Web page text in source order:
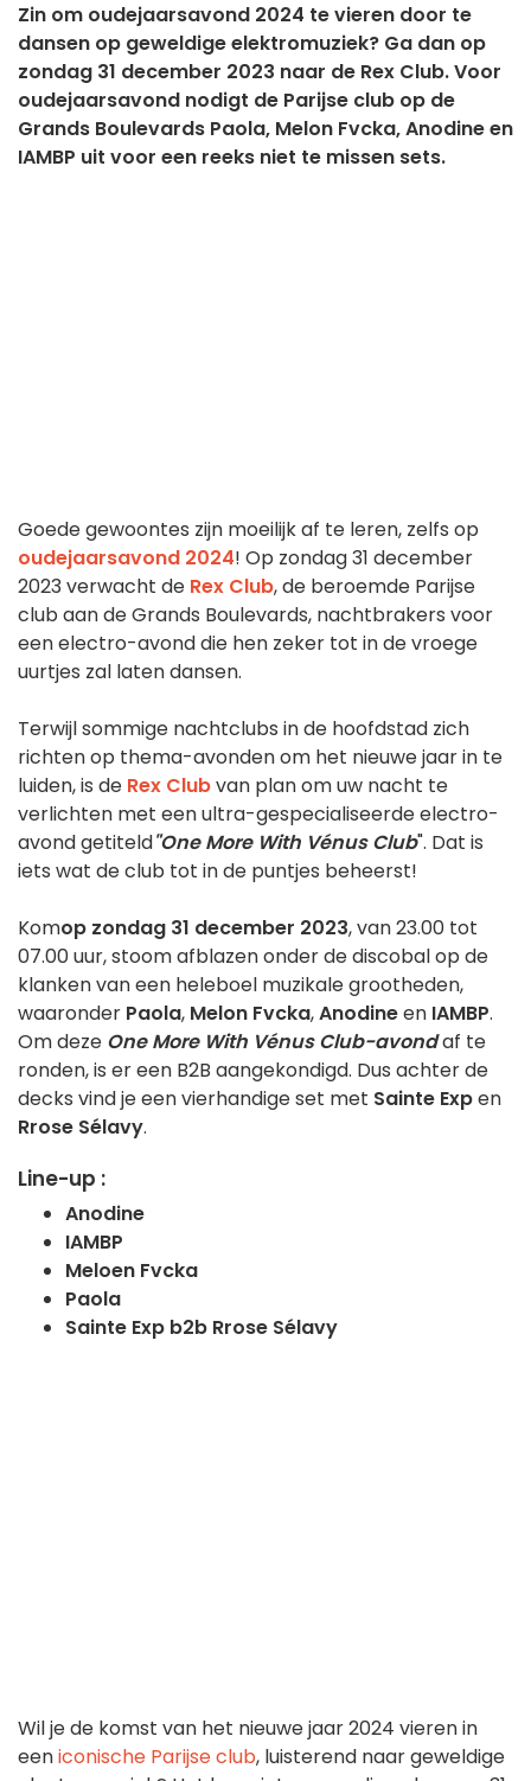
Zin om oudejaarsavond 2024 te vieren door te
dansen op geweldige elektromuziek? Ga dan op
zondag 31 december 2023 naar de Rex Club. Voor
oudejaarsavond nodigt de Parijse club op de
Grands Boulevards Paola, Melon Fvcka, Anodine en
IAMBP uit voor een reeks niet te missen sets.
Goede gewoontes zijn moeilijk af te leren, zelfs op
oudejaarsavond 2024! Op zondag 31 december
2023 verwacht de Rex Club, de beroemde Parijse
club aan de Grands Boulevards, nachtbrakers voor
een electro-avond die hen zeker tot in de vroege
uurtjes zal laten dansen.
Terwijl sommige nachtclubs in de hoofdstad zich
richten op thema-avonden om het nieuwe jaar in te
luiden, is de Rex Clubvan plan om uw nacht te
verlichten met een ultra-gespecialiseerde electro-
avond getiteld"One More With Vénus Club". Dat is
iets wat de club tot in de puntjes beheerst!
Komop zondag 31 december 2023, van 23.00 tot
07.00 uur, stoom afblazen onder de discobal op de
klanken van een heleboel muzikale grootheden,
waaronder Paola, Melon Fvcka,Anodineen IAMBP.
Om deze One More With Vénus Club-avondaf te
ronden, is er een B2B aangekondigd. Dus achter de
decks vind je een vierhandige set met Sainte Expen
Rrose Sélavy.
Line-up :
Anodine
IAMBP
Meloen Fvcka
Paola
Sainte Exp b2b Rrose Sélavy
Wil je de komst van het nieuwe jaar 2024 vieren in
eeniconische Parijse club, luisterend naar geweldige